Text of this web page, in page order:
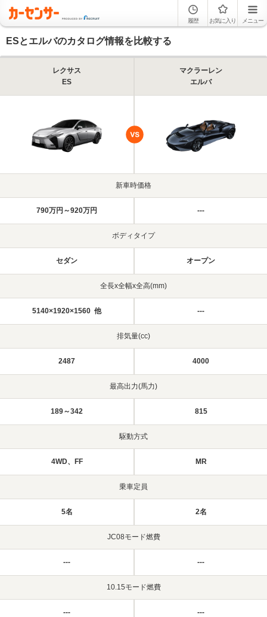
履歴 お気に入り メニュー
ESとエルバのカタログ情報を比較する
レクサス
ES
マクラーレン
エルバ
新車時価格
790万円～920万円 ---
ボディタイプ
セダン オープン
全長x全幅x全高(mm)
5140×1920×1560 他 ---
排気量(cc)
2487 4000
最高出力(馬力)
189～342 815
駆動方式
4WD、FF MR
乗車定員
5名 2名
JC08モード燃費
--- ---
10.15モード燃費
--- ---